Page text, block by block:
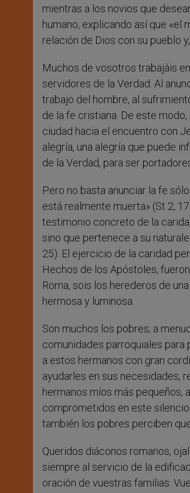
mientras a los novios que
humano, explicando así que
relación de Dios con su pueblo
Muchos de vosotros trabajáis
servidores de la Verdad. Al
trabajo del hombre, al
de la fe cristiana. De este
ciudad hacia el encuentro con
alegría, una alegría que puede
de la Verdad, para ser
Pero no basta anunciar la fe
está realmente muerta» (St 2,
testimonio concreto de la
sino que pertenece a su
25). El ejercicio de la caridad
Hechos de los Apóstoles,
Roma, sois los herederos de
hermosa y luminosa.
Son muchos los pobres; a
comunidades parroquiales para
a estos hermanos con gran
ayudarles en sus necesidades,
hermanos míos más pequeños,
comprometidos en este
también los pobres perciben
Queridos diáconos romanos,
siempre al servicio de la
oración de vuestras familias.